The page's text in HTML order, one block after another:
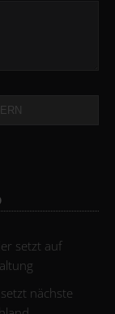
setzt auf
nächste